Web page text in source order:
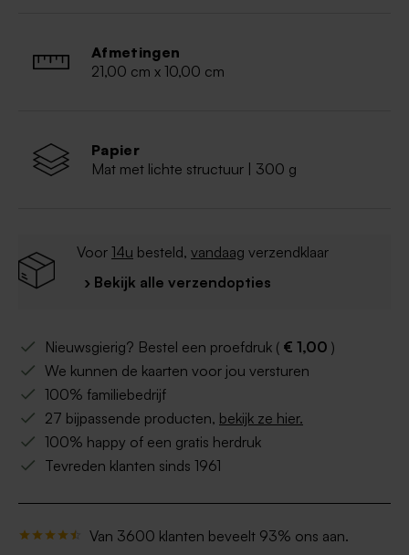
Afmetingen
21,00 cm x 10,00 cm
Papier
Mat met lichte structuur | 300 g
Voor 14u besteld, vandaag verzendklaar
› Bekijk alle verzendopties
Nieuwsgierig? Bestel een proefdruk ( € 1,00 )
We kunnen de kaarten voor jou versturen
100% familiebedrijf
27 bijpassende producten, bekijk ze hier.
100% happy of een gratis herdruk
Tevreden klanten sinds 1961
Van 3600 klanten beveelt 93% ons aan.